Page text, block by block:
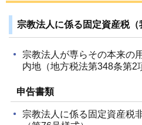
宗教法人に係る固定資産税（
宗教法人が専らその本来の
内地（地方税法第348条第2
申告書類
宗教法人に係る固定資産税